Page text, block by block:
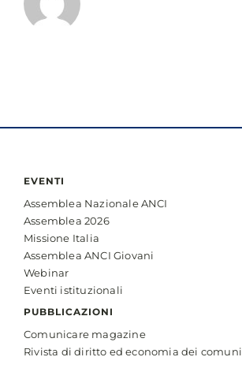
EVENTI
Assemblea Nazionale ANCI
Assemblea 2026
Missione Italia
Assemblea ANCI Giovani
Webinar
Eventi istituzionali
PUBBLICAZIONI
Comunicare magazine
Rivista di diritto ed economia dei comuni